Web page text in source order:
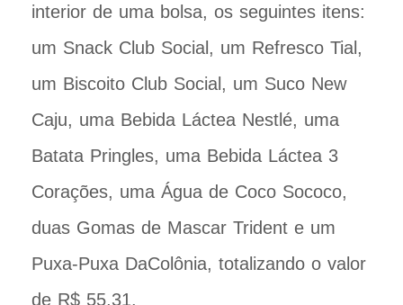
interior de uma bolsa, os seguintes itens:
um Snack Club Social, um Refresco Tial,
um Biscoito Club Social, um Suco New
Caju, uma Bebida Láctea Nestlé, uma
Batata Pringles, uma Bebida Láctea 3
Corações, uma Água de Coco Sococo,
duas Gomas de Mascar Trident e um
Puxa-Puxa DaColônia, totalizando o valor
de R$ 55,31.